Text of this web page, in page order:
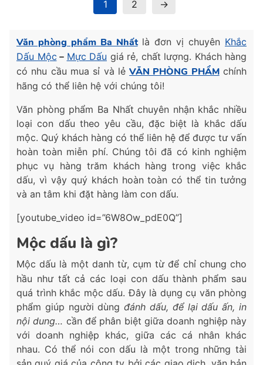
1 2 →
Văn phòng phẩm Ba Nhấtlà đơn vị chuyên Khắc
Dấu Mộc – Mực Dấu giá rẻ, chất lượng. Khách hàng
có nhu cầu mua sỉ và lẻVĂN PHÒNG PHẨMchính
hãng có thể liên hệ với chúng tôi!
Văn phòng phẩm Ba Nhất chuyên nhận khắc nhiều
loại con dấu theo yêu cầu, đặc biệt là khắc dấu
mộc. Quý khách hàng có thể liên hệ để được tư vấn
hoàn toàn miễn phí. Chúng tôi đã có kinh nghiệm
phục vụ hàng trăm khách hàng trong việc khắc
dấu, vì vậy quý khách hoàn toàn có thể tin tưởng
và an tâm khi đặt hàng làm con dấu.
[youtube_video id=”6W8Ow_pdE0Q”]
Mộc dấu là gì?
Mộc dấu là một danh từ, cụm từ để chỉ chung cho
hầu như tất cả các loại con dấu thành phẩm sau
quá trình khắc mộc dấu. Đây là dụng cụ văn phòng
phẩm giúp người dùngđánh dấu, để lại dấu ấn, in
nội dung… cần để phân biệt giữa doanh nghiệp này
với doanh nghiệp khác, giữa các cá nhân khác
nhau. Có thể nói con dấu là một trong những tài